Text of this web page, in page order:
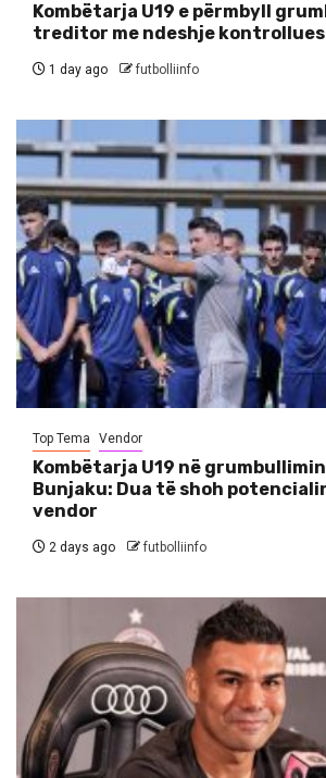
Kombëtarja U19 e përmbyll
treditor me ndeshje
1 day ago futbolliinfo
Top Tema Vendor
Kombëtarja U19 në
Bunjaku: Dua të shoh
vendor
2 days ago futbolliinfo